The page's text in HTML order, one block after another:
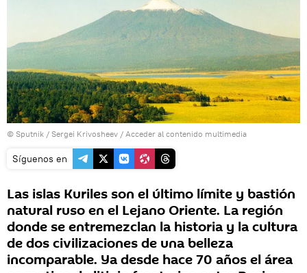
© Sputnik / Sergei Krivosheev / Acceder al contenido multimedia
Síguenos en
Las islas Kuriles son el último límite y bastión
natural ruso en el Lejano Oriente. La región
donde se entremezclan la historia y la cultura
de dos civilizaciones de una belleza
incomparable. Ya desde hace 70 años el área